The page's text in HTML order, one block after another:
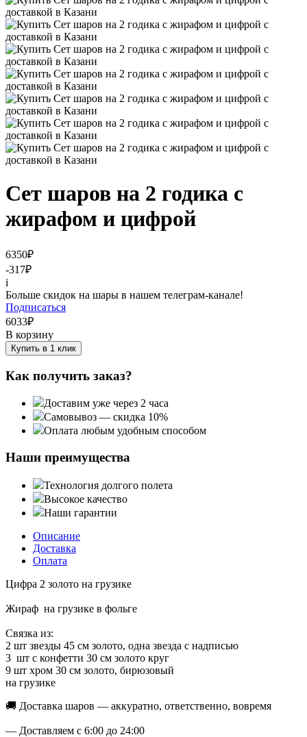
Сет шаров на 2 годика с
жирафом и цифрой
6350₽
-317₽
i
Больше скидок на шары в нашем телеграм-канале!
Подписаться
6033₽
В корзину
Купить в 1 клик
Как получить заказ?
Доставим уже через 2 часа
Самовывоз — скидка 10%
Оплата любым удобным способом
Наши преимущества
Технология долгого полета
Высокое качество
Наши гарантии
Описание
Доставка
Оплата
Цифра 2 золото на грузике
Жираф на грузике в фольге
Связка из:
2 шт звезды 45 см золото, одна звезда с надписью
3 шт с конфетти 30 см золото круг
9 шт хром 30 см золото, бирюзовый
на грузике
🚚 Доставка шаров — аккуратно, ответственно, вовремя
— Доставляем с 6:00 до 24:00